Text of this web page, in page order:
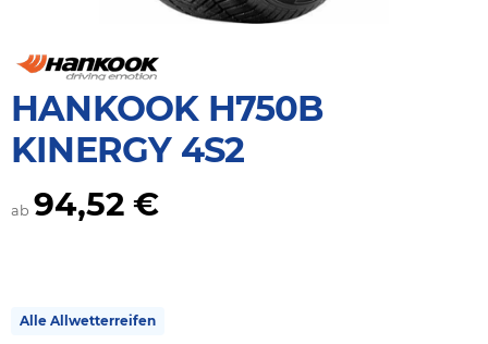
HANKOOK H750B
KINERGY 4S2
ab 94,52 €
Alle Allwetterreifen